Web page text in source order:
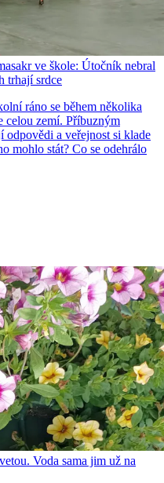
ve škole: Útočník nebral
trhají srdce
ráno se během několika
celou zemí. Příbuzným
odpovědi a veřejnost si klade
mohlo stát? Co se odehrálo
Voda sama jim už na